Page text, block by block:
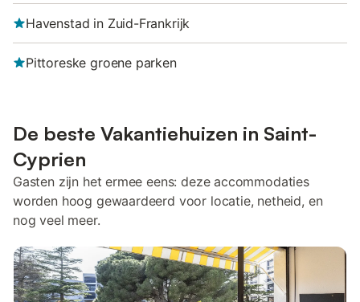
Havenstad in Zuid-Frankrijk
Pittoreske groene parken
De beste Vakantiehuizen in Saint-
Cyprien
Gasten zijn het ermee eens: deze accommodaties
worden hoog gewaardeerd voor locatie, netheid, en
nog veel meer.